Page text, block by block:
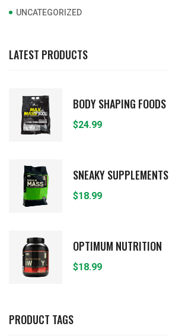
UNCATEGORIZED
LATEST PRODUCTS
BODY SHAPING FOODS
$24.99
SNEAKY SUPPLEMENTS
$18.99
OPTIMUM NUTRITION
$18.99
PRODUCT TAGS